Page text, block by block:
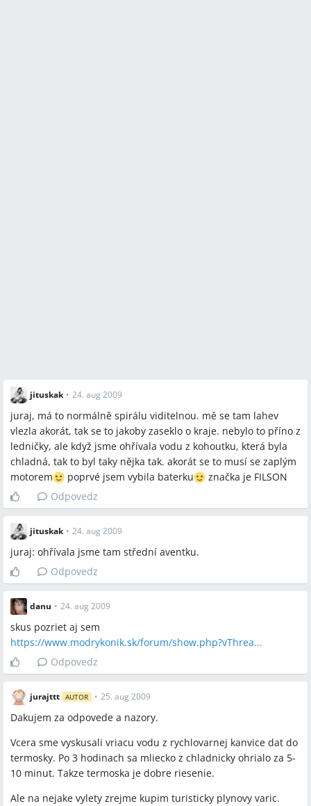
jituskak • 24. aug 2009
juraj, má to normálně spirálu viditelnou. mě se tam lahev
vlezla akorát, tak se to jakoby zaseklo o kraje. nebylo to příno z
ledničky, ale když jsme ohřívala vodu z kohoutku, která byla
chladná, tak to byl taky nějka tak. akorát se to musí se zaplým
motorem
poprvé jsem vybila baterku
značka je FILSON
Odpovedz
jituskak • 24. aug 2009
juraj: ohřívala jsme tam střední aventku.
Odpovedz
danu • 24. aug 2009
skus pozriet aj sem
https://www.modrykonik.sk/forum/show.php?vThrea...
Odpovedz
jurajttt AUTOR • 25. aug 2009
Dakujem za odpovede a nazory.
Vcera sme vyskusali vriacu vodu z rychlovarnej kanvice dat do
termosky. Po 3 hodinach sa mliecko z chladnicky ohrialo za 5-
10 minut. Takze termoska je dobre riesenie.
Ale na nejake vylety zrejme kupim turisticky plynovy varic.